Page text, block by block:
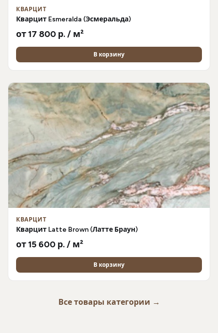
КВАРЦИТ
Кварцит Esmeralda (Эсмеральда)
от 17 800 р. / м²
В корзину
КВАРЦИТ
Кварцит Latte Brown (Латте Браун)
от 15 600 р. / м²
В корзину
Все товары категории →